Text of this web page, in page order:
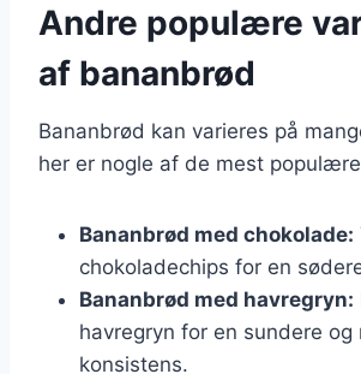
Andre populære
af bananbrød
Bananbrød kan varieres på
her er nogle af de mest
Bananbrød med chokolade:
chokoladechips for en
Bananbrød med havregryn:
havregryn for en sundere og
konsistens.